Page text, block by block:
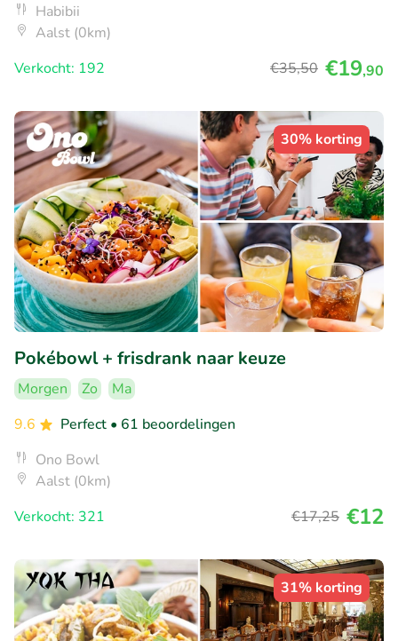
Habibii
Aalst (0km)
Verkocht: 192
€35,50 €19,90
30% korting
Pokébowl + frisdrank naar keuze
Morgen Zo
Ma
9.6
Perfect • 61 beoordelingen
Ono Bowl
Aalst (0km)
Verkocht: 321
€17,25 €12
31% korting